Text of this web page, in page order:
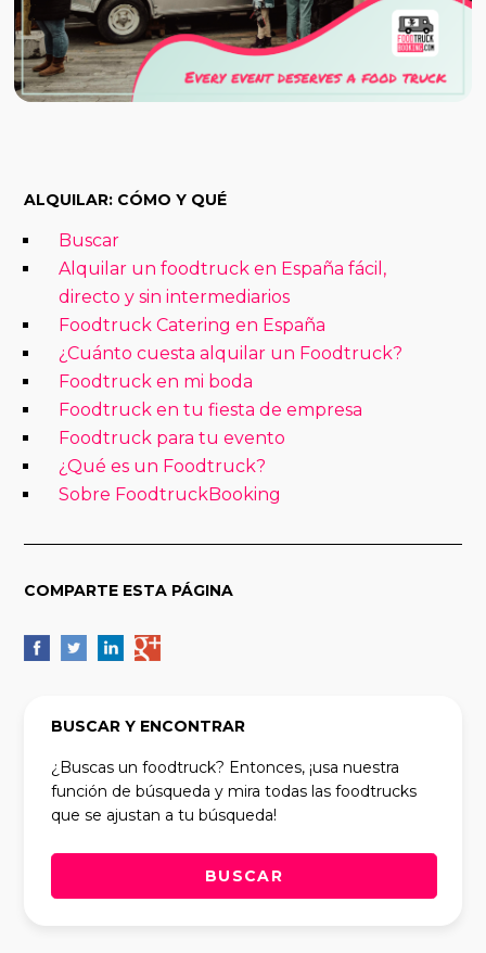
ALQUILAR: CÓMO Y QUÉ
Buscar
Alquilar un foodtruck en España fácil,
directo y sin intermediarios
Foodtruck Catering en España
¿Cuánto cuesta alquilar un Foodtruck?
Foodtruck en mi boda
Foodtruck en tu fiesta de empresa
Foodtruck para tu evento
¿Qué es un Foodtruck?
Sobre FoodtruckBooking
COMPARTE ESTA PÁGINA
BUSCAR Y ENCONTRAR
¿Buscas un foodtruck? Entonces, ¡usa nuestra
función de búsqueda y mira todas las foodtrucks
que se ajustan a tu búsqueda!
BUSCAR